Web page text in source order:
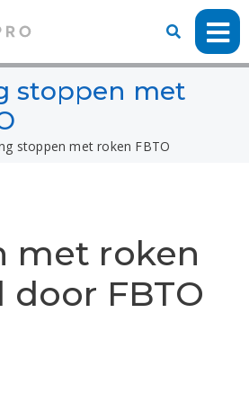
stoppen met
stoppen met roken FBTO
met roken
FBTO